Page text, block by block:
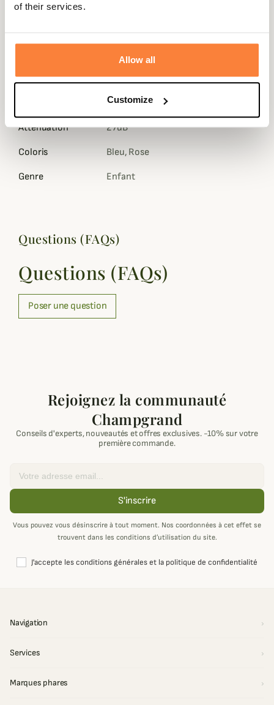
of their services.
Allow all
Customize
Il s'agit d'un casque anti-bruit passif, très léger et adapté
SNR assure une protection auditive efficace.
Fiche technique
Attenuation 27dB
Coloris Bleu, Rose
Genre Enfant
Questions (FAQs)
Questions (FAQs)
Poser une question
Rejoignez la communauté
Champgrand
Conseils d'experts, nouveautés et offres exclusives. -10% sur votre
première commande.
S'inscrire
Vous pouvez vous désinscrire à tout moment. Nos coordonnées à cet effet se
trouvent dans les conditions d’utilisation du site.
J'accepte les conditions générales et la politique de confidentialité
Navigation
Services
Marques phares